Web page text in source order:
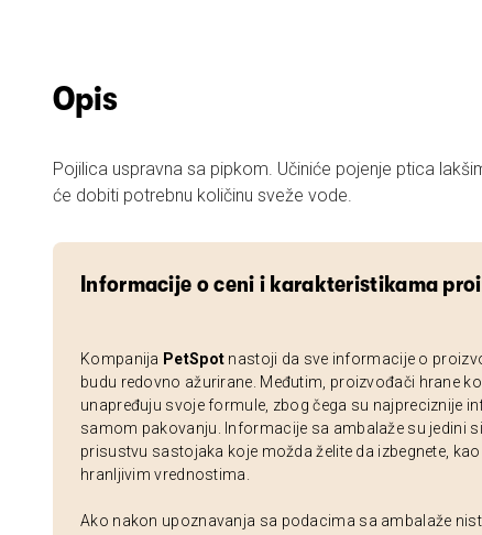
Opis
Pojilica uspravna sa pipkom. Učiniće pojenje ptica
će dobiti potrebnu količinu sveže vode.
Informacije o ceni i karakteristikama
Kompanija PetSpot nastoji da sve informacije o
budu redovno ažurirane. Međutim, proizvođači hrane
unapređuju svoje formule, zbog čega su najpreciznije
samom pakovanju. Informacije sa ambalaže su jedini
prisustvu sastojaka koje možda želite da izbegnete,
hranljivim vrednostima.
Ako nakon upoznavanja sa podacima sa ambalaže